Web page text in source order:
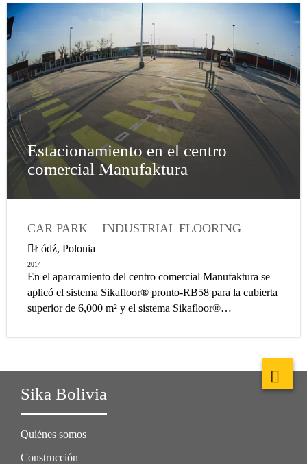
Estacionamiento en el centro
comercial Manufaktura
CAR PARK
INDUSTRIAL FLOORING
FLOORING
Łódź, Polonia
2014
En el aparcamiento del centro comercial Manufaktura se
aplicó el sistema Sikafloor® pronto-RB58 para la cubierta
superior de 6,000 m² y el sistema Sikafloor®
Sika Bolivia
Quiénes somos
Construcción